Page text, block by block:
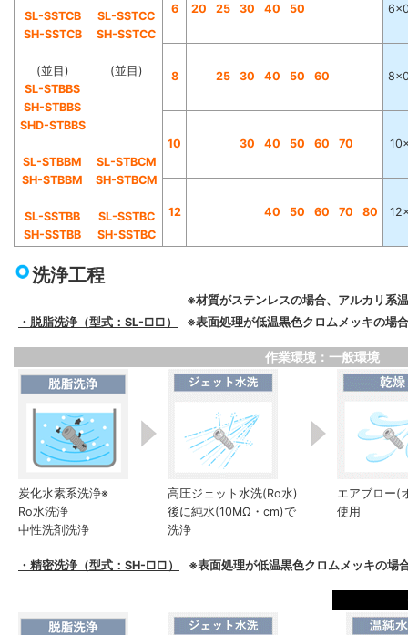
SL-SSTCB
SH-SSTCB
(並目)
SL-STBBS
SH-STBBS
SHD-STBBS
SL-STBBM
SH-STBBM
SL-SSTBB
SH-SSTBB
SL-SSTCC
SH-SSTCC
(並目)
SL-STBCM
SH-STBCM
SL-SSTBC
SH-SSTBC
6 20 25 30 40 50
8 25 30 40 50 60
10 30 40 50 60 70
12 40 50 60 70 80
洗浄工程
※材質がステンレスの場合、アルカリ系
・脱脂洗浄（型式：SL-□□）
※表面処理が低温黒色クロムメッキの場
作業環境：一般環境
炭化水素系洗浄※
Ro水洗浄
中性洗剤洗浄
高圧ジェット水洗(Ro水)
後に純水(10MΩ・cm)で
洗浄
エアブロー(
使用
・精密洗浄（型式：SH-□□） ※表面処理が低温黒色クロムメッキの場